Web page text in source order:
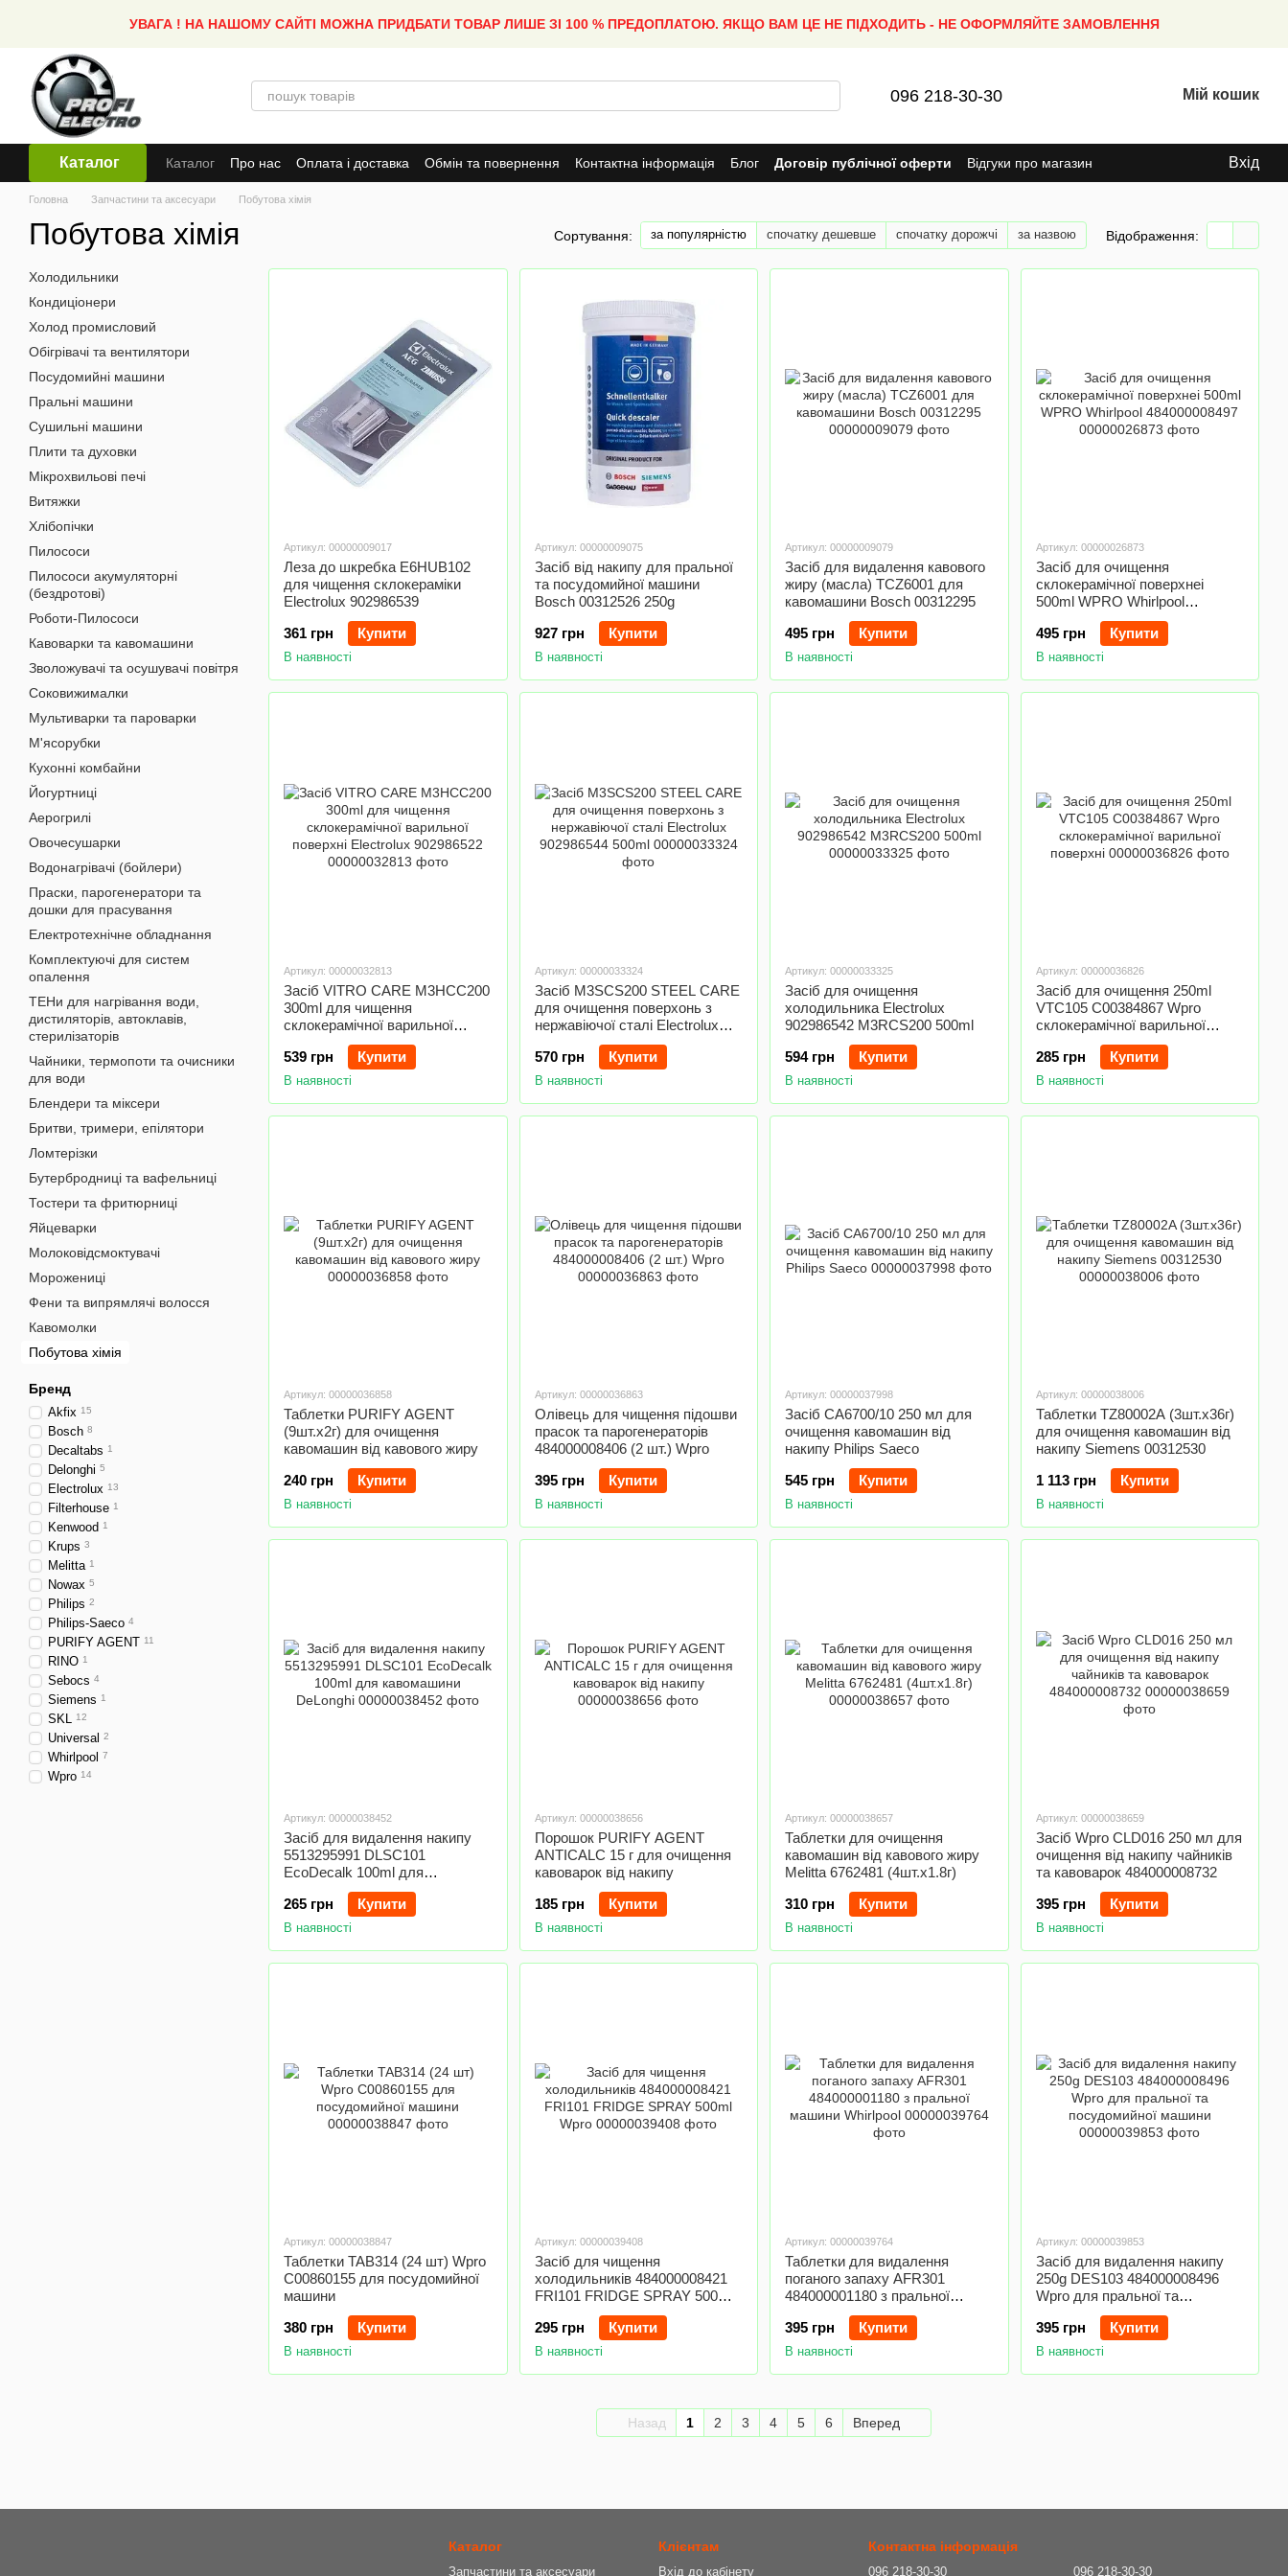
УВАГА ! НА НАШОМУ САЙТІ МОЖНА ПРИДБАТИ ТОВАР ЛИШЕ ЗІ 100 % ПРЕДОПЛАТОЮ. ЯКЩО ВАМ ЦЕ НЕ ПІДХОДИТЬ - НЕ ОФОРМЛЯЙТЕ ЗАМОВЛЕННЯ
096 218-30-30 Мій кошик
Каталог Каталог Про нас Оплата і доставка Обмін та повернення Контактна інформація Блог Договір публічної оферти Відгуки про магазин Вхід
Головна Запчастини та аксесуари Побутова хімія
Побутова хімія Сортування: за популярністю спочатку дешевше спочатку дорожчі за назвою Відображення:
Артикул: 00000009017
Леза до шкребка E6HUB102
для чищення склокераміки
Electrolux 902986539
361 грн
Купити
В наявності
Артикул: 00000009075
Засіб від накипу для пральної
та посудомийної машини
Bosch 00312526 250g
927 грн
Купити
В наявності
Артикул: 00000009079
Засіб для видалення кавового
жиру (масла) TCZ6001 для
кавомашини Bosch 00312295
495 грн
Купити
В наявності
Артикул: 00000026873
Засіб для очищення
склокерамічної поверхнеі
500ml WPRO Whirlpool
484000008497
495 грн
Купити
В наявності
Артикул: 00000032813
Засіб VITRO CARE M3HCC200
300ml для чищення
склокерамічної варильної
поверхні Electrolux 902986522
539 грн
Купити
В наявності
Артикул: 00000033324
Засіб M3SCS200 STEEL CARE
для очищення поверхонь з
нержавіючої сталі Electrolux
902986544 500ml
570 грн
Купити
В наявності
Артикул: 00000033325
Засіб для очищення
холодильника Electrolux
902986542 M3RCS200 500ml
594 грн
Купити
В наявності
Артикул: 00000036826
Засіб для очищення 250ml
VTC105 C00384867 Wpro
склокерамічної варильної
285 грн
Купити
В наявності
Артикул: 00000036858
Таблетки PURIFY AGENT
(9шт.x2г) для очищення
кавомашин від кавового жиру
240 грн
Купити
В наявності
Артикул: 00000036863
Олівець для чищення підошви
прасок та парогенераторів
484000008406 (2 шт.) Wpro
395 грн
Купити
В наявності
Артикул: 00000037998
Засіб CA6700/10 250 мл для
очищення кавомашин від
накипу Philips Saeco
545 грн
Купити
В наявності
Артикул: 00000038006
Таблетки TZ80002A (3шт.x36г)
для очищення кавомашин від
накипу Siemens 00312530
1 113 грн
Купити
В наявності
Артикул: 00000038452
Засіб для видалення накипу
5513295991 DLSC101
EcoDecalk 100ml для
кавомашини DeLonghi
265 грн
Купити
В наявності
Артикул: 00000038656
Порошок PURIFY AGENT
ANTICALC 15 г для очищення
кавоварок від накипу
185 грн
Купити
В наявності
Артикул: 00000038657
Таблетки для очищення
кавомашин від кавового жиру
Melitta 6762481 (4шт.x1.8г)
310 грн
Купити
В наявності
Артикул: 00000038659
Засіб Wpro CLD016 250 мл для
очищення від накипу чайників
та кавоварок 484000008732
395 грн
Купити
В наявності
Артикул: 00000038847
Таблетки TAB314 (24 шт) Wpro
C00860155 для посудомийної
машини
380 грн
Купити
В наявності
Артикул: 00000039408
Засіб для чищення
холодильників 484000008421
FRI101 FRIDGE SPRAY 500ml
295 грн
Купити
В наявності
Артикул: 00000039764
Таблетки для видалення
поганого запаху AFR301
484000001180 з пральної
машини Whirlpool
395 грн
Купити
В наявності
Артикул: 00000039853
Засіб для видалення накипу
250g DES103 484000008496
Wpro для пральної та
посудомийної машини
395 грн
Купити
В наявності
Назад 1 2 3 4 5 6 Вперед
Холодильники
Кондиціонери
Холод промисловий
Обігрівачі та вентилятори
Посудомийні машини
Пральні машини
Сушильні машини
Плити та духовки
Мікрохвильові печі
Витяжки
Хлібопічки
Пилососи
Пилососи акумуляторні
(бездротові)
Роботи-Пилососи
Кавоварки та кавомашини
Зволожувачі та осушувачі повітря
Соковижималки
Мультиварки та пароварки
М'ясорубки
Кухонні комбайни
Йогуртниці
Аерогрилі
Овочесушарки
Водонагрівачі (бойлери)
Праски, парогенератори та
дошки для прасування
Електротехнічне обладнання
Комплектуючі для систем
опалення
ТЕНи для нагрівання води,
дистиляторів, автоклавів,
стерилізаторів
Чайники, термопоти та очисники
для води
Блендери та міксери
Бритви, тримери, епілятори
Ломтерізки
Бутербродниці та вафельниці
Тостери та фритюрниці
Яйцеварки
Молоковідсмоктувачі
Морожениці
Фени та випрямлячі волосся
Кавомолки
Побутова хімія
Бренд
Akfix 15
Bosch 8
Decaltabs 1
Delonghi 5
Electrolux 13
Filterhouse 1
Kenwood 1
Krups 3
Melitta 1
Nowax 5
Philips 2
Philips-Saeco 4
PURIFY AGENT 11
RINO 1
Sebocs 4
Siemens 1
SKL 12
Universal 2
Whirlpool 7
Wpro 14
Каталог
Запчастини та аксесуари
Клієнтам
Вхід до кабінету
Контактна інформація
096 218-30-30 096 218-30-30